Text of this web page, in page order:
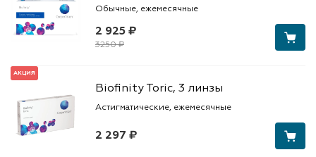
2 925 ₽
3250 ₽
Обычные, ежемесячные
АКЦИЯ
2 297 ₽
Biofinity Toric, 3 линзы
Астигматические, ежемесячные